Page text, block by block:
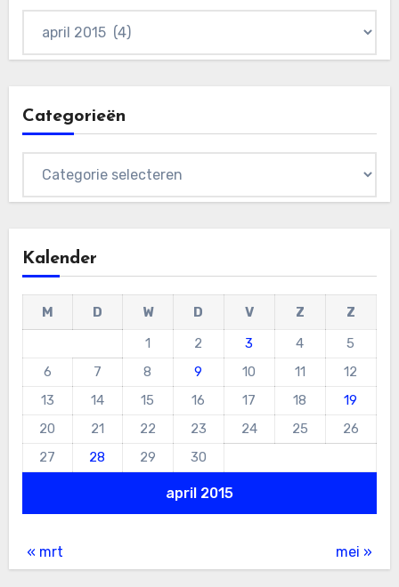
Categorieën
Kalender
april 2015
M D W D V Z
Z
1
2 3 4
5
6
7 8 9 10 11
12
13
14 15 16 17 18
19
20
21 22 23 24 25
26
27
28 29 30
« mrt mei »